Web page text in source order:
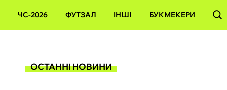
ЧС-2026 ФУТЗАЛ ІНШІ БУКМЕКЕРИ
ОСТАННІ НОВИНИ